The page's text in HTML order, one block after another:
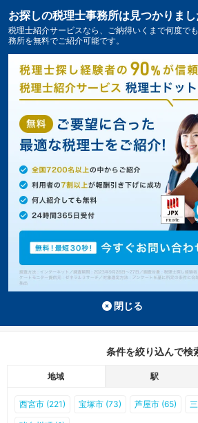
二郎駅(兵庫県)の税理士・会計
10件掲載中
条件を絞り込んで検
地域 駅
西宮市 (221) 宝塚市 (73) 芦屋市 (65)
お探しの税理士事務所は見つかりまし
税理士紹介サービスなら、ご納得いくまで何度で
務所を無料でご紹介可能です。
閉じる